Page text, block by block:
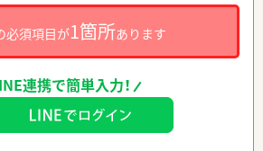
必須項目が1箇所あります
連携で簡単入力！